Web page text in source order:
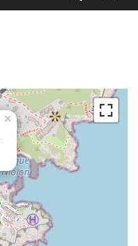
×